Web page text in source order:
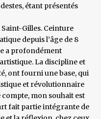
étant présentés
Saint-Gilles. Ceinture
depuis l’âge de 8
a profondément
La discipline et
ont fourni une base, qui
et révolutionnaire
mon souhait est
fait partie intégrante de